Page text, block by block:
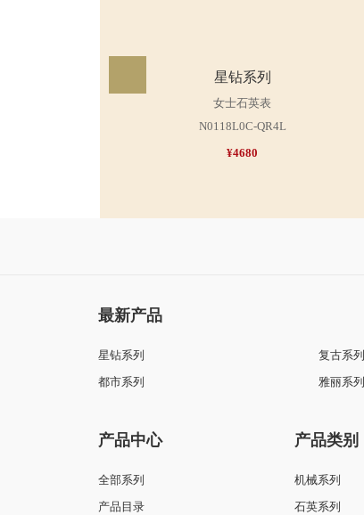
星钻系列
女士石英表
N0118L0C-QR4L
¥4680
最新产品
星钻系列 复古系列
都市系列
雅丽系列
产品中心
全部系列
产品目录
产品类别
机械系列
石英系列